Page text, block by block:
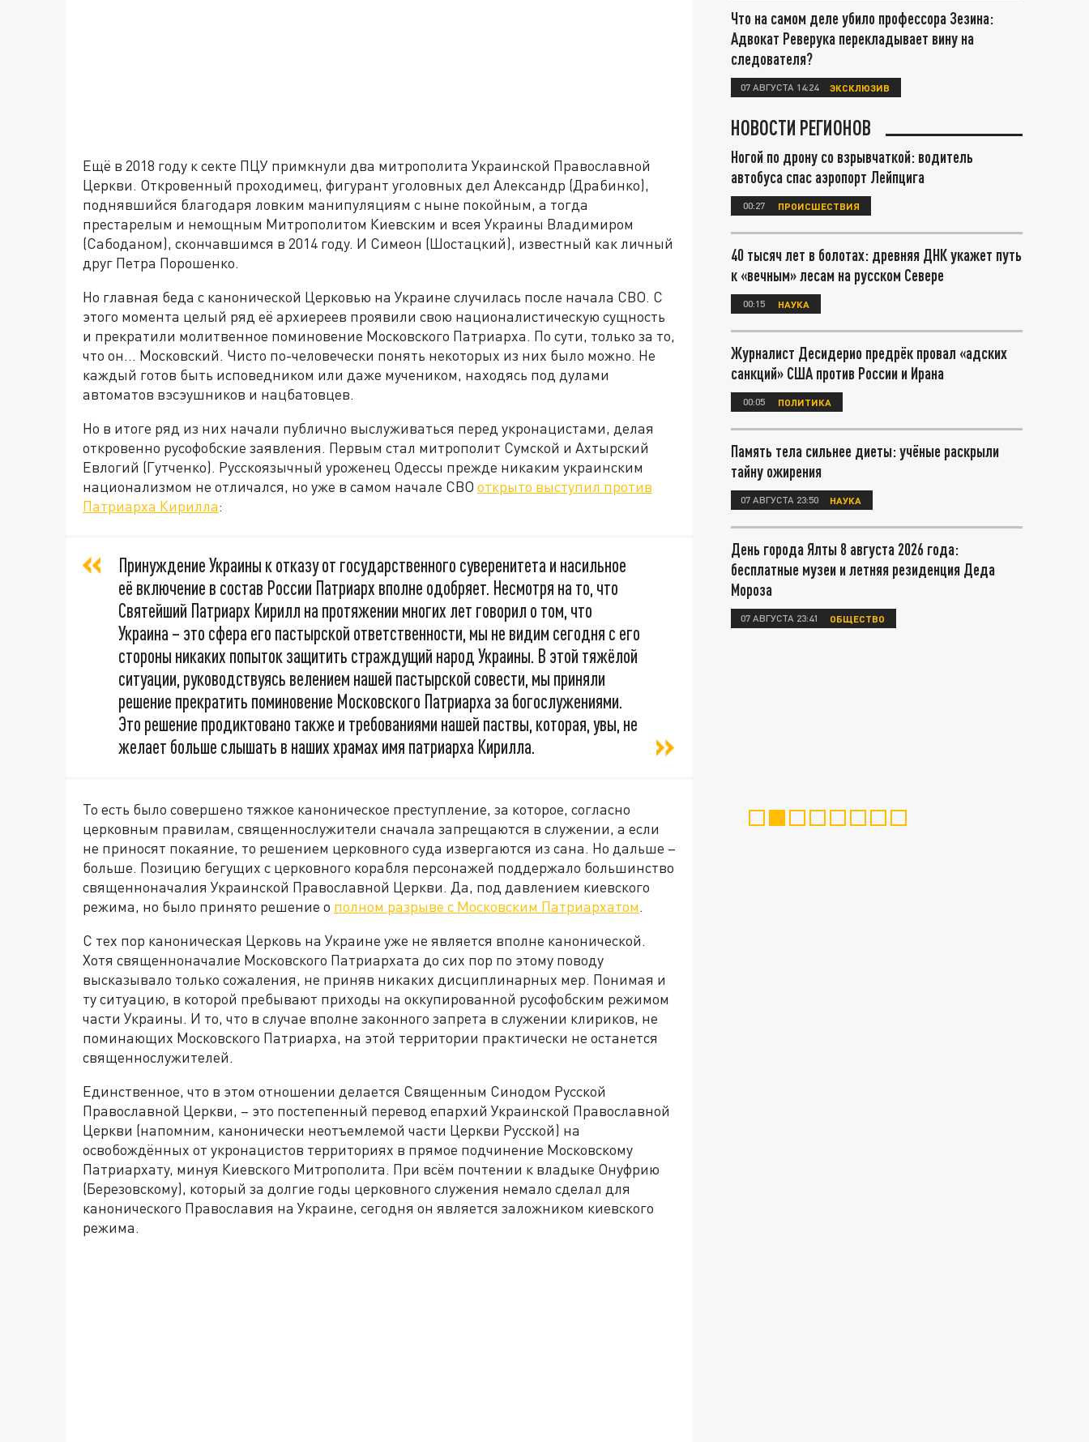
Ещё в 2018 году к секте ПЦУ примкнули два митрополита Украинской Православной
Церкви. Откровенный проходимец, фигурант уголовных дел Александр (Драбинко),
поднявшийся благодаря ловким манипуляциям с ныне покойным, а тогда
престарелым и немощным Митрополитом Киевским и всея Украины Владимиром
(Сабоданом), скончавшимся в 2014 году. И Симеон (Шостацкий), известный как личный
друг Петра Порошенко.
Но главная беда с канонической Церковью на Украине случилась после начала СВО. С
этого момента целый ряд её архиереев проявили свою националистическую сущность
и прекратили молитвенное поминовение Московского Патриарха. По сути, только за то,
что он... Московский. Чисто по-человечески понять некоторых из них было можно. Не
каждый готов быть исповедником или даже мучеником, находясь под дулами
автоматов вэсэушников и нацбатовцев.
Но в итоге ряд из них начали публично выслуживаться перед укронацистами, делая
откровенно русофобские заявления. Первым стал митрополит Сумской и Ахтырский
Евлогий (Гутченко). Русскоязычный уроженец Одессы прежде никаким украинским
национализмом не отличался, но уже в самом начале СВО открыто выступил против
Патриарха Кирилла:
Принуждение Украины к отказу от государственного суверенитета и насильное
её включение в состав России Патриарх вполне одобряет. Несмотря на то, что
Святейший Патриарх Кирилл на протяжении многих лет говорил о том, что
Украина – это сфера его пастырской ответственности, мы не видим сегодня с его
стороны никаких попыток защитить страждущий народ Украины. В этой тяжёлой
ситуации, руководствуясь велением нашей пастырской совести, мы приняли
решение прекратить поминовение Московского Патриарха за богослужениями.
Это решение продиктовано также и требованиями нашей паствы, которая, увы, не
желает больше слышать в наших храмах имя патриарха Кирилла.
То есть было совершено тяжкое каноническое преступление, за которое, согласно
церковным правилам, священнослужители сначала запрещаются в служении, а если
не приносят покаяние, то решением церковного суда извергаются из сана. Но дальше –
больше. Позицию бегущих с церковного корабля персонажей поддержало большинство
священноначалия Украинской Православной Церкви. Да, под давлением киевского
режима, но было принято решение о полном разрыве с Московским Патриархатом.
С тех пор каноническая Церковь на Украине уже не является вполне канонической.
Хотя священноначалие Московского Патриархата до сих пор по этому поводу
высказывало только сожаления, не приняв никаких дисциплинарных мер. Понимая и
ту ситуацию, в которой пребывают приходы на оккупированной русофобским режимом
части Украины. И то, что в случае вполне законного запрета в служении клириков, не
поминающих Московского Патриарха, на этой территории практически не останется
священнослужителей.
Единственное, что в этом отношении делается Священным Синодом Русской
Православной Церкви, – это постепенный перевод епархий Украинской Православной
Церкви (напомним, канонически неотъемлемой части Церкви Русской) на
освобождённых от укронацистов территориях в прямое подчинение Московскому
Патриархату, минуя Киевского Митрополита. При всём почтении к владыке Онуфрию
(Березовскому), который за долгие годы церковного служения немало сделал для
канонического Православия на Украине, сегодня он является заложником киевского
режима.
Что на самом деле убило профессора Зезина:
Адвокат Реверука перекладывает вину на
следователя?
07 АВГУСТА 14:24 ЭКСКЛЮЗИВ
НОВОСТИ РЕГИОНОВ
Ногой по дрону со взрывчаткой: водитель
автобуса спас аэропорт Лейпцига
00:27 ПРОИСШЕСТВИЯ
40 тысяч лет в болотах: древняя ДНК укажет путь
к «вечным» лесам на русском Севере
00:15 НАУКА
Журналист Десидерио предрёк провал «адских
санкций» США против России и Ирана
00:05 ПОЛИТИКА
Память тела сильнее диеты: учёные раскрыли
тайну ожирения
07 АВГУСТА 23:50 НАУКА
День города Ялты 8 августа 2026 года:
бесплатные музеи и летняя резиденция Деда
Мороза
07 АВГУСТА 23:41 ОБЩЕСТВО